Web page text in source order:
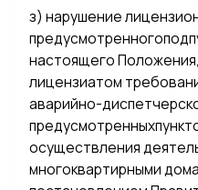
з) нарушение
настоящего
лицензиатом
аварийно-
осуществления
многоквартирными